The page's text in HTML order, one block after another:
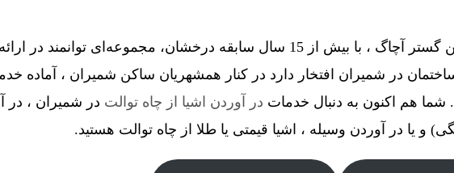
گروه فنی آذین گستر آچاگ ، با بیش از 15 سال سابقه درخشان، مجموعه‌ای
در شمیران افتخار دارد در کنار همشهریان ساکن شمیران ، آماده
شما هم اکنون به دنبال خدمات در آوردن اشیا از چاه توالت در شمیران ، در
و یا در آوردن وسیله ، اشیا قیمتی یا طلا از چاه توالت هستید.